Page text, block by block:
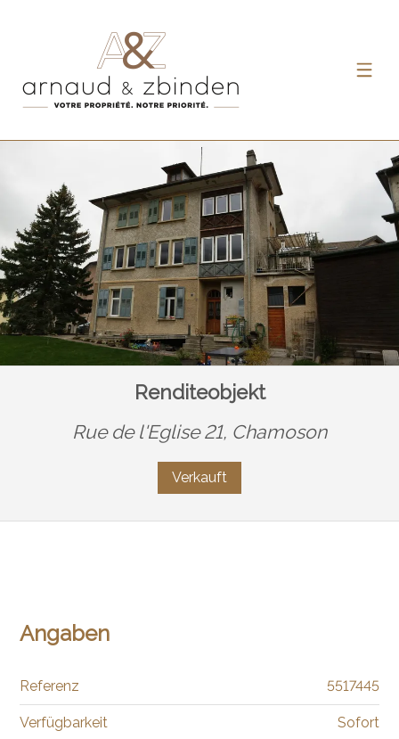
Renditeobjekt
Rue de l'Eglise 21, Chamoson
Verkauft
Angaben
Referenz 5517445
Verfügbarkeit Sofort